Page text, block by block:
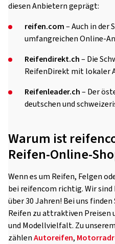
diesen Anbietern geprägt:
reifen.com– Auch in der
umfangreichen Online-
Reifendirekt.ch– Die
ReifenDirekt mit lokaler
Reifenleader.ch– Der
deutschen und
Warum ist
Reifen-Online-
Wenn es um Reifen, Felgen
bei reifencom richtig. Wir
über 30 Jahren! Bei uns
Reifen zu attraktiven Preisen
und Modellvielfalt. Zu
zählenAutoreifen,